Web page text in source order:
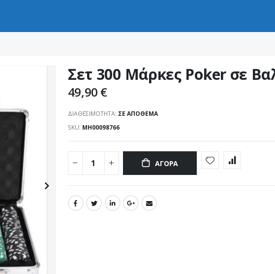
Σετ 300 Μάρκες Poker σε
49,90 €
ΔΙΑΘΕΣΙΜΌΤΗΤΑ: ΣΕ ΑΠΌΘΕΜΑ
SKU MH00098766
ΑΓΟΡΆ